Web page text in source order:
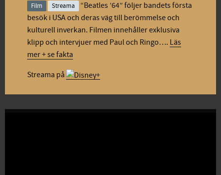
Film Streama
“Beatles ’64” följer bandets första
besök i USA och deras väg till berömmelse och
kulturell inverkan. Filmen innehåller exklusiva
klipp och intervjuer med Paul och Ringo…. Läs
mer + se fakta
Streama på